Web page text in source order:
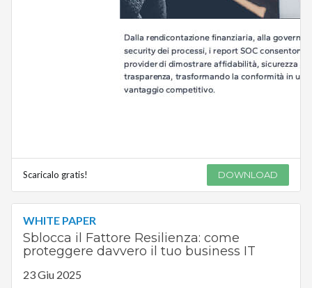
Scaricalo gratis! DOWNLOAD
WHITE PAPER
Sblocca il Fattore Resilienza: come
proteggere davvero il tuo business IT
23 Giu 2025